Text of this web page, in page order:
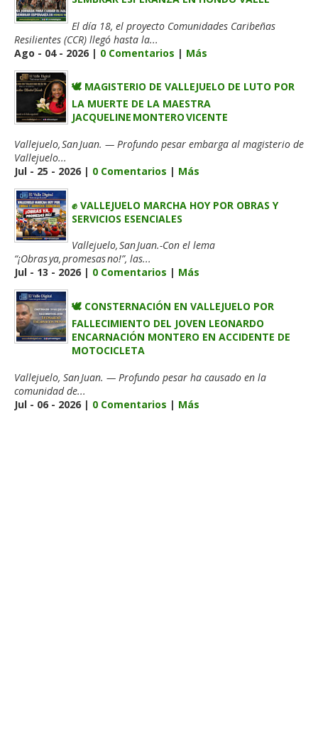
El día 18, el proyecto Comunidades Caribeñas
Resilientes (CCR) llegó hasta la...
Ago - 04 - 2026 | 0 Comentarios | Más
🕊️ MAGISTERIO DE VALLEJUELO DE LUTO POR
LA MUERTE DE LA MAESTRA
JACQUELINE MONTERO VICENTE
Vallejuelo, San Juan. — Profundo pesar embarga al magisterio de
Vallejuelo...
Jul - 25 - 2026 | 0 Comentarios | Más
✊ VALLEJUELO MARCHA HOY POR OBRAS Y
SERVICIOS ESENCIALES
Vallejuelo, San Juan.-Con el lema
“¡Obras ya, promesas no!”, las...
Jul - 13 - 2026 | 0 Comentarios | Más
🕊️ CONSTERNACIÓN EN VALLEJUELO POR
FALLECIMIENTO DEL JOVEN LEONARDO
ENCARNACIÓN MONTERO EN ACCIDENTE DE
MOTOCICLETA
Vallejuelo, San Juan. — Profundo pesar ha causado en la
comunidad de...
Jul - 06 - 2026 | 0 Comentarios | Más